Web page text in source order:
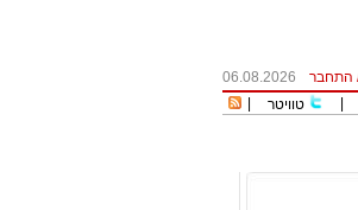
התחבר
06.08.2026
טוויטר